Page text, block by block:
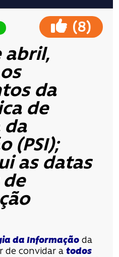
(8)
abril,
da
de
da
(PSI);
as datas
da Informação da
de convidar a todos